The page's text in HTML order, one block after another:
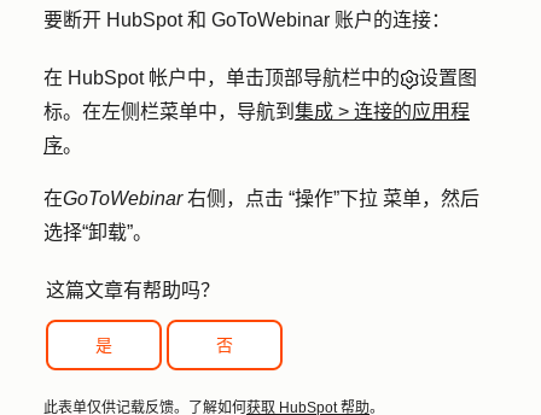
要断开 HubSpot 和 GoToWebinar 账户的连接：
在 HubSpot 帐户中，单击顶部导航栏中的
设置图
标。在左侧栏菜单中，导航到 集成 > 连接的应用程
序。
在GoToWebinar右侧，点击 “操作”下拉 菜单，然后
选择“卸载”。
这篇文章有帮助吗？
是 否
此表单仅供记载反馈。了解如何获取 HubSpot 帮助。